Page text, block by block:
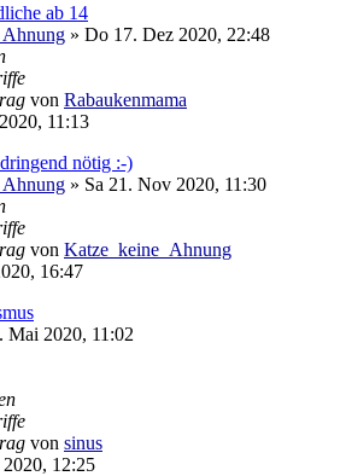
ab 14
» Do 17. Dez 2020, 22:48
von Rabaukenmama
11:13
nötig :-)
» Sa 21. Nov 2020, 11:30
von Katze_keine_Ahnung
16:47
Mai 2020, 11:02
von sinus
12:25